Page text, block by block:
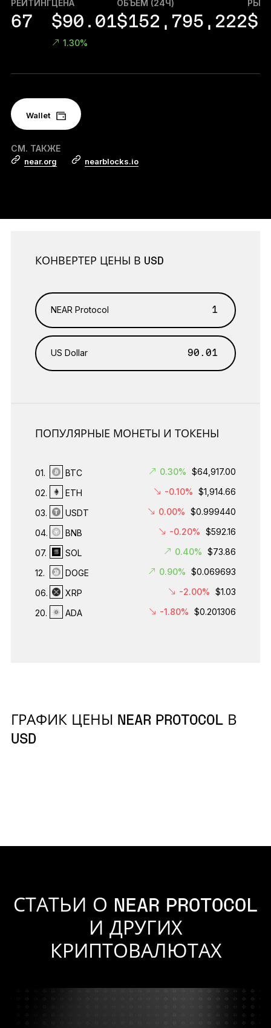
Аксессуары
Хранение сид-фразы
Все продукты
Сравнить устройства Ledger
РЕЙТИНГ
67
ЦЕНА
$90.01
1.30%
ОБЪЁМ (24Ч)
$152,795,222
СМ. ТАКЖЕ
near.org nearblocks.io
Wallet
ГРАФИК ЦЕНЫ NEAR PROTOCOL В
USD
КОНВЕРТЕР ЦЕНЫ В USD
NEAR Protocol
US Dollar
ПОПУЛЯРНЫЕ МОНЕТЫ И ТОКЕНЫ
01. BTC 0.30% $64,917.00
02. ETH -0.10% $1,914.66
03. USDT 0.00% $0.999440
04. BNB -0.20% $592.16
07. SOL 0.40% $73.86
12. DOGE 0.90% $0.069693
06. XRP -2.00% $1.03
20. ADA -1.80% $0.201306
СТАТЬИ О NEAR PROTOCOL
И ДРУГИХ
КРИПТОВАЛЮТАХ